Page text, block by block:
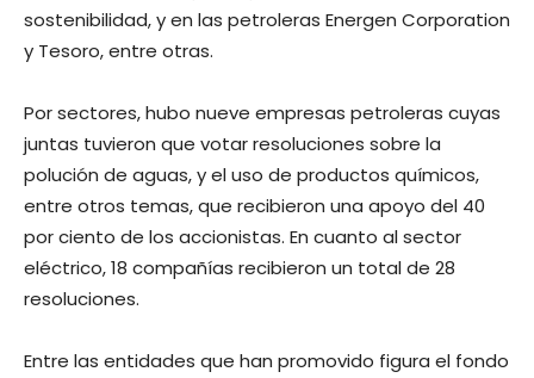
sostenibilidad, y en las petroleras Energen Corporation
y Tesoro, entre otras.
Por sectores, hubo nueve empresas petroleras cuyas
juntas tuvieron que votar resoluciones sobre la
polución de aguas, y el uso de productos químicos,
entre otros temas, que recibieron una apoyo del 40
por ciento de los accionistas. En cuanto al sector
eléctrico, 18 compañías recibieron un total de 28
resoluciones.
Entre las entidades que han promovido figura el fondo